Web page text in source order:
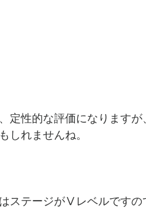
定性的な評価になります
しれませんね。
ステージがⅤレベルです